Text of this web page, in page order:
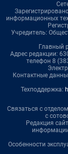
информационных
Учредитель:
Главный
Адрес редакции:
телефон 8
Контактные
Техподдержка:
Связаться с
с
Редакция
Особенности